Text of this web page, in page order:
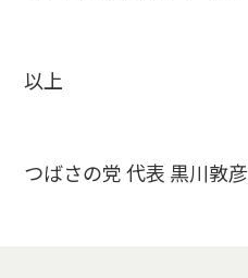
以上
つばさの党 代表 黒川敦彦